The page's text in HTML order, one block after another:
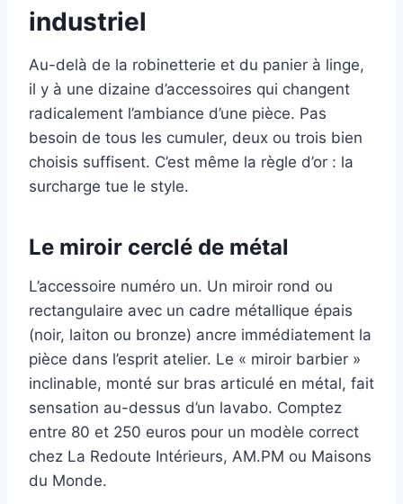
industriel
Au-delà de la robinetterie et du panier à linge,
il y à une dizaine d’accessoires qui changent
radicalement l’ambiance d’une pièce. Pas
besoin de tous les cumuler, deux ou trois bien
choisis suffisent. C’est même la règle d’or : la
surcharge tue le style.
Le miroir cerclé de métal
L’accessoire numéro un. Un miroir rond ou
rectangulaire avec un cadre métallique épais
(noir, laiton ou bronze) ancre immédiatement la
pièce dans l’esprit atelier. Le « miroir barbier »
inclinable, monté sur bras articulé en métal, fait
sensation au-dessus d’un lavabo. Comptez
entre 80 et 250 euros pour un modèle correct
chez La Redoute Intérieurs, AM.PM ou Maisons
du Monde.